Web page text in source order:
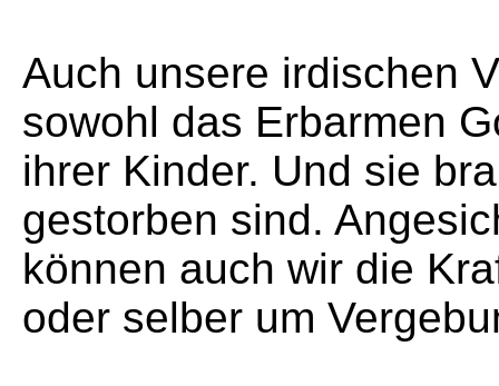
Auch unsere irdischen
sowohl das Erbarmen
ihrer Kinder. Und sie
gestorben sind.
können auch wir die
oder selber um